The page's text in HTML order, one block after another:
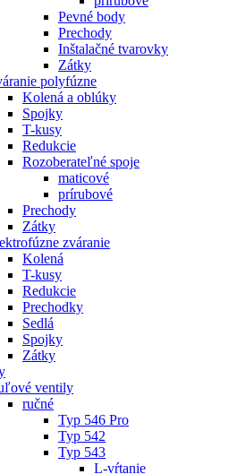
Pevné body
Prechody
Inštalačné tvarovky
Zátky
polyfúzne
Kolená a oblúky
Spojky
T-kusy
Redukcie
Rozoberateľné spoje
maticové
prírubové
Prechody
Zátky
zváranie
Kolená
T-kusy
Redukcie
Prechodky
Sedlá
Spojky
Zátky
ventily
ručné
Typ 546 Pro
Typ 542
Typ 543
L-vŕtanie